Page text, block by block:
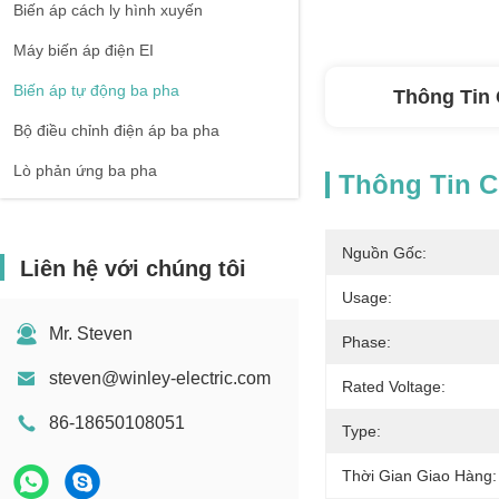
Biến áp cách ly hình xuyến
Máy biến áp điện EI
Biến áp tự động ba pha
Bộ điều chỉnh điện áp ba pha
Lò phản ứng ba pha
Liên hệ với chúng tôi
Mr. Steven
steven@winley-electric.com
86-18650108051
Thông Tin
Thông Tin
Nguồn Gốc:
Usage:
Phase:
Rated Voltage:
Type:
Thời Gian Giao Hàng: